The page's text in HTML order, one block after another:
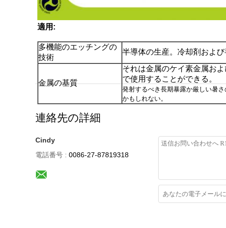
適用:
多機能のエッチングの
技術
半導体の生産。冷却剤およ
金属の基質
それは金属のケイ素金属お
で使用することができる。
発射するべき長期暴露か厳しい暑
かもしれない。
連絡先の詳細
Cindy
電話番号 : 0086-27-87819318